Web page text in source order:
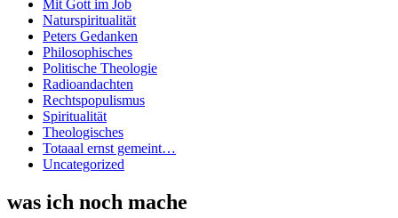
Mit Gott im Job
Naturspiritualität
Peters Gedanken
Philosophisches
Politische Theologie
Radioandachten
Rechtspopulismus
Spiritualität
Theologisches
Totaaal ernst gemeint…
Uncategorized
was ich noch mache